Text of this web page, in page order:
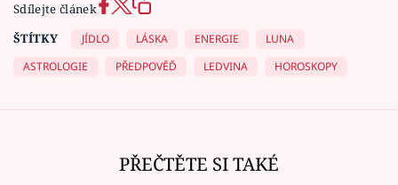
Sdílejte článek
ŠTÍTKY
JÍDLO LÁSKA ENERGIE
LUNA
ASTROLOGIE
PŘEDPOVĚĎ LEDVINA HOROSKOPY
PŘEČTĚTE SI TAKÉ